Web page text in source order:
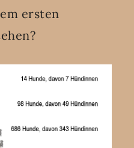
ersten